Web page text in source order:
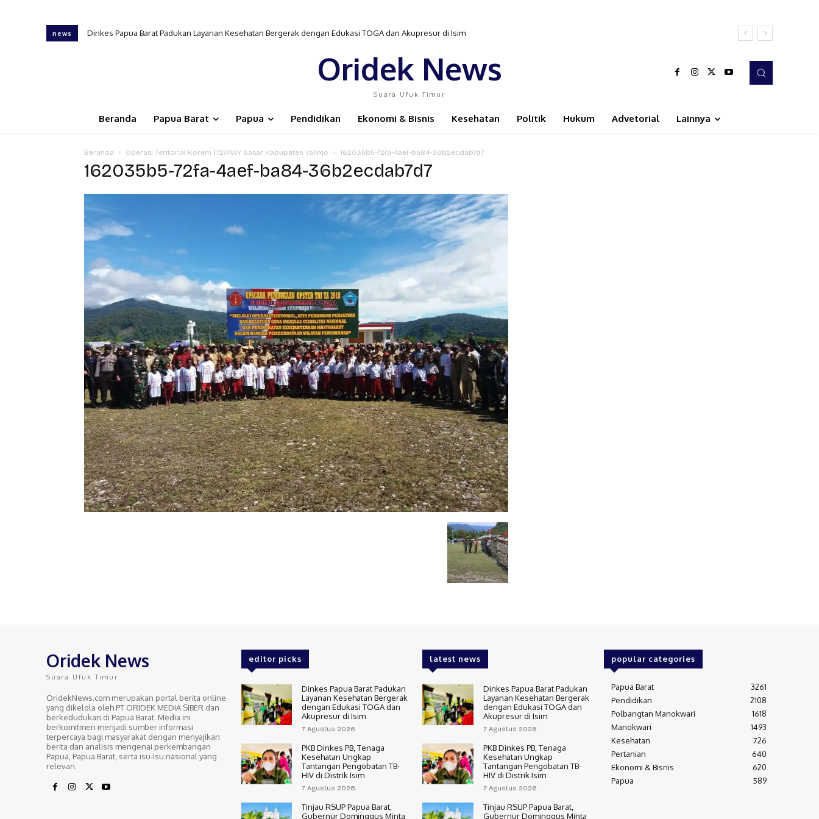
news Dinkes Papua Barat Padukan Layanan Kesehatan Bergerak dengan Edukasi TOGA dan Akupresur di Isim
PKB Dinkes PB, Tenaga Kesehatan Ungkap Tantangan Pengobatan TB-HIV di Distrik Isim
Oridek News
Suara Ufuk Timur
Beranda Papua Barat Papua Pendidikan Ekonomi & Bisnis Kesehatan Politik Hukum Advetorial Lainnya
Beranda Operasi Teritorial Korem 172/PWY Sasar Kabupaten Yalimo 162035b5-72fa-4aef-ba84-36b2ecdab7d7
162035b5-72fa-4aef-ba84-36b2ecdab7d7
Oridek News
Suara Ufuk Timur
OridekNews.com merupakan portal berita online
yang dikelola oleh PT ORIDEK MEDIA SIBER dan
berkedudukan di Papua Barat. Media ini
berkomitmen menjadi sumber informasi
terpercaya bagi masyarakat dengan menyajikan
berita dan analisis mengenai perkembangan
Papua, Papua Barat, serta isu-isu nasional yang
relevan.
editor picks
Dinkes Papua Barat Padukan
Layanan Kesehatan Bergerak
dengan Edukasi TOGA dan
Akupresur di Isim
7 Agustus 2026
PKB Dinkes PB, Tenaga
Kesehatan Ungkap
Tantangan Pengobatan TB-
HIV di Distrik Isim
7 Agustus 2026
Tinjau RSUP Papua Barat,
Gubernur Dominggus Minta
latest news
Dinkes Papua Barat Padukan
Layanan Kesehatan Bergerak
dengan Edukasi TOGA dan
Akupresur di Isim
7 Agustus 2026
PKB Dinkes PB, Tenaga
Kesehatan Ungkap
Tantangan Pengobatan TB-
HIV di Distrik Isim
7 Agustus 2026
Tinjau RSUP Papua Barat,
Gubernur Dominggus Minta
popular categories
Papua Barat
3261
Pendidikan
2108
Polbangtan Manokwari
1618
Manokwari
1493
Kesehatan
726
Pertanian
640
Ekonomi & Bisnis
620
Papua
589